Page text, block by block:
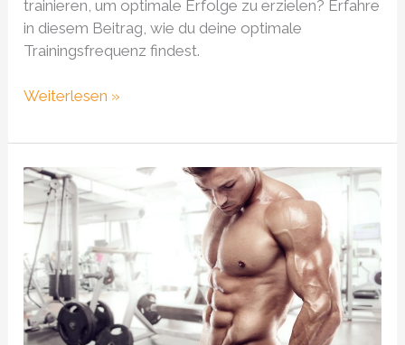
trainieren, um optimale Erfolge zu erzielen? Erfahre
in diesem Beitrag, wie du deine optimale
Trainingsfrequenz findest.
Weiterlesen »
Warum,
wann
und
wie
oft
du
deinen
Trainingsplan